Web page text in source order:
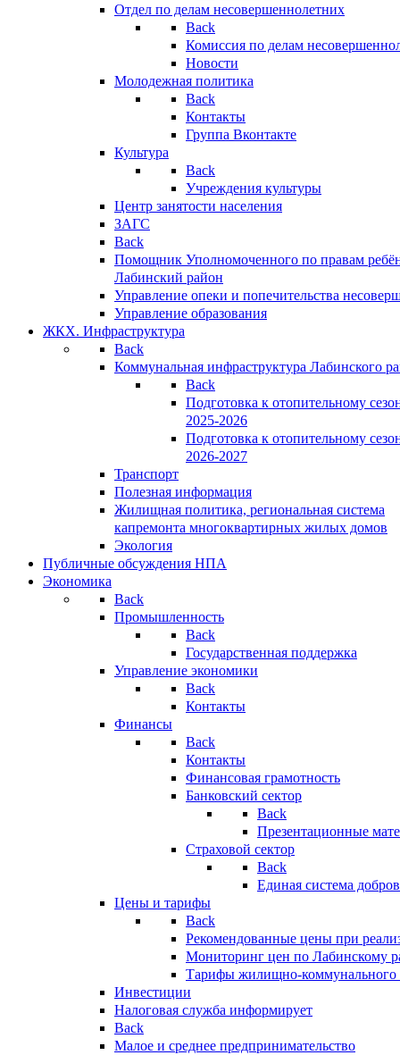
Отдел по делам несовершеннолетних
Back
Комиссия по делам
Новости
Молодежная политика
Back
Контакты
Группа Вконтакте
Культура
Back
Учреждения культуры
Центр занятости населения
ЗАГС
Back
Помощник Уполномоченного по правам
Лабинский район
Управление опеки и попечительства
Управление образования
ЖКХ. Инфраструктура
Back
Коммунальная инфраструктура Лабинского
Back
Подготовка к отопительному
2025-2026
Подготовка к отопительному
2026-2027
Транспорт
Полезная информация
Жилищная политика, региональная система
капремонта многоквартирных жилых домов
Экология
Публичные обсуждения НПА
Экономика
Back
Промышленность
Back
Государственная поддержка
Управление экономики
Back
Контакты
Финансы
Back
Контакты
Финансовая грамотность
Банковский сектор
Back
Презентационные
Страховой сектор
Back
Единая система
Цены и тарифы
Back
Рекомендованные цены при
Мониторинг цен по Лабинскому
Тарифы жилищно-коммунального
Инвестиции
Налоговая служба информирует
Back
Малое и среднее предпринимательство